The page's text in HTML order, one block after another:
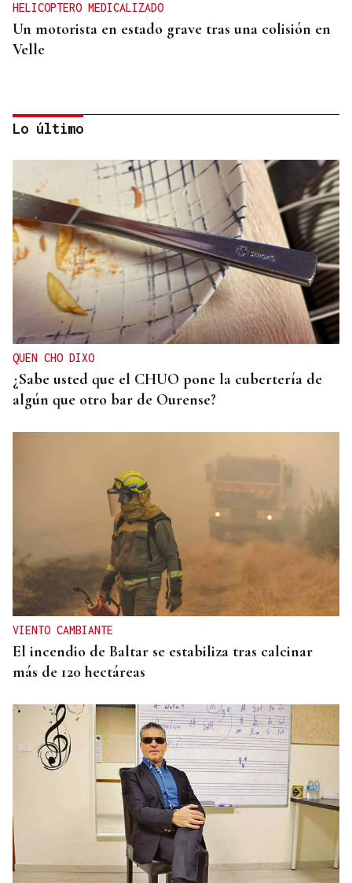
HELICOPTERO MEDICALIZADO
Un motorista en estado grave tras una colisión en
Velle
OBITUARIO
Muere Luis Díaz Núñez, socialista y dirigente
histórico de UGT en Ourense
Lo último
QUEN CHO DIXO
¿Sabe usted que el CHUO pone la cubertería de
algún que otro bar de Ourense?
VIENTO CAMBIANTE
El incendio de Baltar se estabiliza tras calcinar
más de 120 hectáreas